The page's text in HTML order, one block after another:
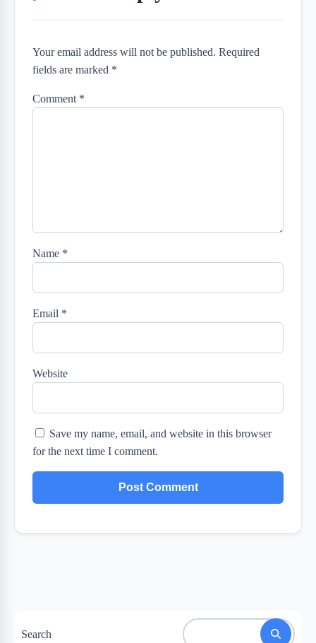
Your email address will not be published. Required
fields are marked *
Comment *
Name *
Email *
Website
Save my name, email, and website in this browser
for the next time I comment.
Search